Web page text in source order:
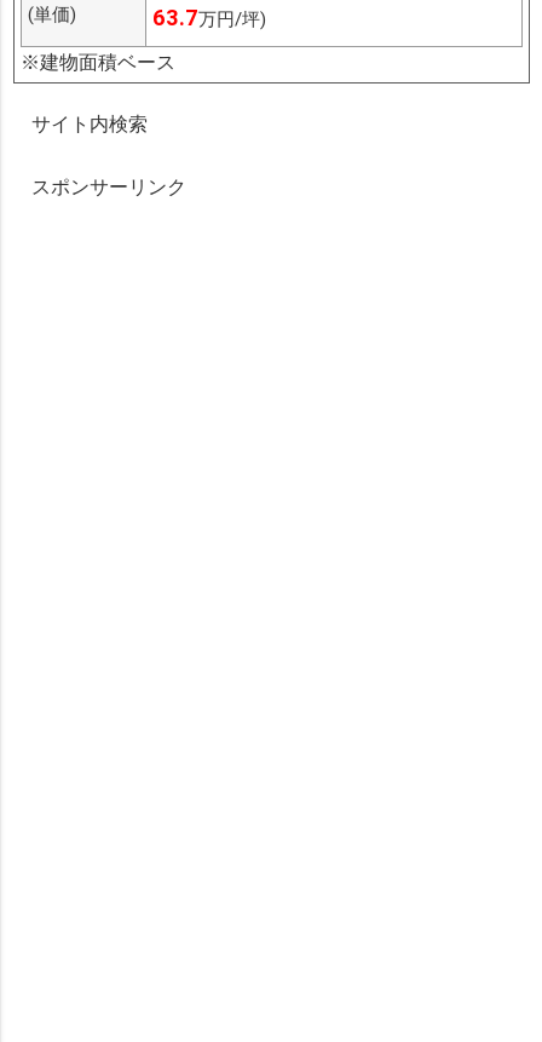
(単価)
63.7万円/坪)
※建物面積ベース
サイト内検索
スポンサーリンク